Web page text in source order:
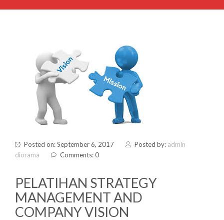
Posted on: September 6, 2017 Posted by: admin
diorama
Comments: 0
PELATIHAN STRATEGY
MANAGEMENT AND
COMPANY VISION